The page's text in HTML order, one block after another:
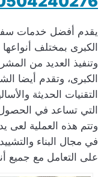
يقدم أفضل خدمات
الكبرى بمختلف
وتنفيذ العديد من
الكبرى، وتقدم أيضا
التقنيات الحديثة
التي تساعد في
وتتم هذه العملية لعى
في مجال البناء
على التعامل مع جميع